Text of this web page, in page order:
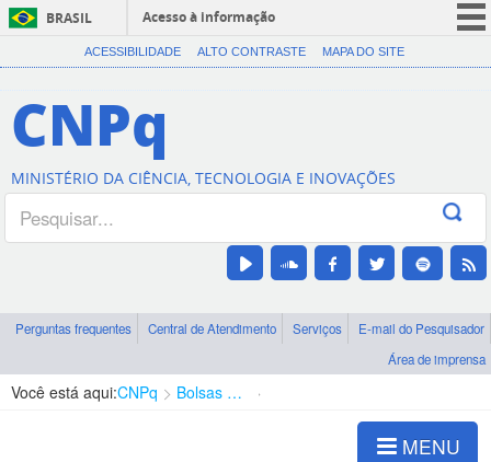
BRASIL
Acesso à informação
CORONAVÍRUS (COVID-19)
Canais
ACESSIBILIDADE ALTO CONTRASTE MAPA DO SITE
CNPq
MINISTÉRIO DA CIÊNCIA, TECNOLOGIA E INOVAÇÕES
Perguntas frequentes Central de Atendimento Serviços
E-mail do Pesquisador
Área de imprensa
Você está aqui:CNPq Bolsas e Auxílios Vigentes
MENU